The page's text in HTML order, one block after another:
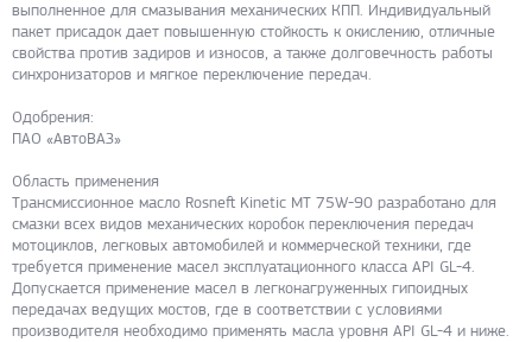
выполненное для смазывания механических КПП. Индивидуальный
пакет присадок дает повышенную стойкость к окислению, отличные
свойства против задиров и износов, а также долговечность работы
синхронизаторов и мягкое переключение передач.
Одобрения:
ПАО «АвтоВАЗ»
Область применения
Трансмиссионное масло Rosneft Kinetic MT 75W-90 разработано для
смазки всех видов механических коробок переключения передач
мотоциклов, легковых автомобилей и коммерческой техники, где
требуется применение масел эксплуатационного класса API GL-4.
Допускается применение масел в легконагруженных гипоидных
передачах ведущих мостов, где в соответствии с условиями
производителя необходимо применять масла уровня API GL-4 и ниже.